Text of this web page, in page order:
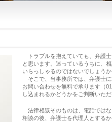
トラブルを抱えていても、弁護
と思います。迷っているうちに、
いらっしゃるのではないでしょうか
そこで、当事務所では、弁護士
お問い合わせを無料で承ります（
し込まれるかどうかをご判断いた
法律相談そのものは、電話では
相談の後、弁護士を代理人とする